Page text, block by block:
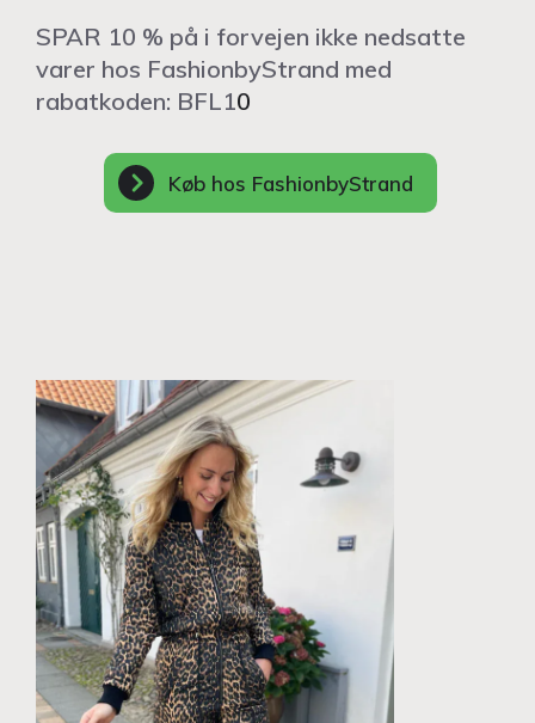
SPAR 10 % på i forvejen ikke nedsatte
varer hos FashionbyStrand med
rabatkoden: BFL10
Køb hos FashionbyStrand